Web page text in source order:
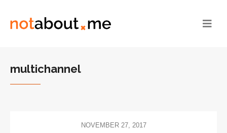
multichannel
NOVEMBER 27, 2017